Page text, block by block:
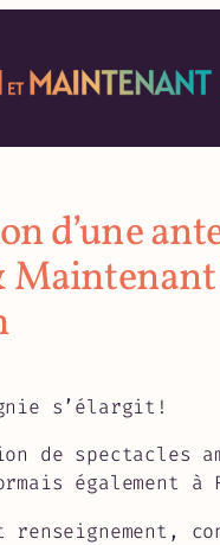
d’une
s’élargit!
de spectacles
également à
renseignement,